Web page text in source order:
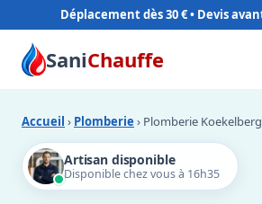
Déplacement dès 30 €
SaniChauffe
Accueil › Plomberie › Plomberie Koekelberg
Artisan disponible
Disponible chez vous à 16h35